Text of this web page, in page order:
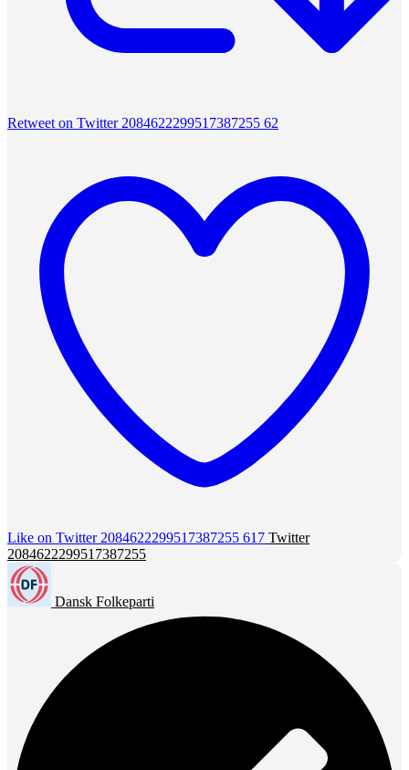
Retweet on Twitter 2084622299517387255 62
Like on Twitter 2084622299517387255 617 Twitter
2084622299517387255
Dansk Folkeparti